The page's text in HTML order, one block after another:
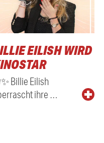
EILISH WIRD
Billie Eilish
ihre …